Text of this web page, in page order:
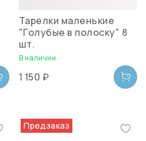
Тарелки маленькие
"Голубые в полоску" 8
шт.
В наличии
1 150 ₽
Предзаказ